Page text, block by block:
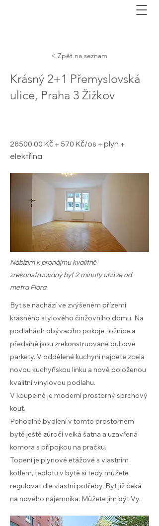
< Zpět na seznam
Krásný 2+1 Přemyslovská
ulice, Praha 3 Žižkov
26500 00 Kč + 570 Kč/os + plyn +
elektřina
Nabízím k pronájmu kvalitně
zrekonstruovaný byt 2 minuty chůze od
metra Flora.
Byt se nachází ve zvýšeném přízemí
krásného stylového činžovního domu. Na
podlahách obývacího pokoje, ložnice a
předsíně jsou zrekonstruované dubové
parkety. V oddělené kuchyni najdete zcela
novou kuchyňskou linku a nově položenou
kvalitní vinylovou podlahu.
V koupelně je moderní prostorný sprchový
kout.
Pohodlné bydlení v tomto prostorném
bytě ještě zúročí velká šatna a uzavřená
komora s přípojkou na pračku.
Topení je plynové etážové s vlastním
kotlem, teplotu v bytě si tedy můžete
regulovat dle vlastní potřeby. Byt již čeká
na nového nájemníka. Můžete jím být Vy.